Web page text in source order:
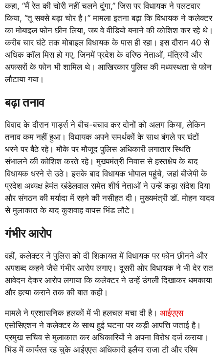
कहा, “मैं रेत की चोरी नहीं चलने दूंगा,” जिस पर विधायक ने पलटवार
किया, “तू सबसे बड़ा चोर है।” मामला इतना बढ़ा कि विधायक ने कलेक्टर
का मोबाइल फोन छीन लिया, जब वे वीडियो बनाने की कोशिश कर रहे थे।
करीब चार घंटे तक मोबाइल विधायक के पास ही रहा। इस दौरान 40 से
अधिक कॉल मिस हो गए, जिनमें प्रदेश के वरिष्ठ नेताओं, मंत्रियों और
अफसरों के फोन भी शामिल थे। आखिरकार पुलिस की मध्यस्थता से फोन
लौटाया गया।
बढ़ा तनाव
विवाद के दौरान गार्ड्स ने बीच-बचाव कर दोनों को अलग किया, लेकिन
तनाव कम नहीं हुआ। विधायक अपने समर्थकों के साथ बंगले पर घंटों
धरने पर बैठे रहे। मौके पर मौजूद पुलिस अधिकारी लगातार स्थिति
संभालने की कोशिश करते रहे। मुख्यमंत्री निवास से हस्तक्षेप के बाद
विधायक धरने से उठे। इसके बाद विधायक भोपाल पहुंचे, जहां बीजेपी के
प्रदेश अध्यक्ष हेमंत खंडेलवाल समेत शीर्ष नेताओं ने उन्हें कड़ा संदेश दिया
और संगठन की मर्यादा में रहने की नसीहत दी। मुख्यमंत्री डॉ. मोहन यादव
से मुलाकात के बाद कुशवाह वापस भिंड लौटे।
गंभीर आरोप
वहीं, कलेक्टर ने पुलिस को दी शिकायत में विधायक पर फोन छीनने और
अपशब्द कहने जैसे गंभीर आरोप लगाए। दूसरी ओर विधायक ने भी देर रात
आवेदन देकर आरोप लगाया कि कलेक्टर ने उन्हें उंगली दिखाकर धमकाया
और हत्या कराने तक की बात कही।
मामले ने प्रशासनिक हलकों में भी हलचल मचा दी है। आईएएस
एसोसिएशन ने कलेक्टर के साथ हुई घटना पर कड़ी आपत्ति जताई है।
प्रमुख सचिव से मुलाकात कर अधिकारियों ने अपना विरोध दर्ज कराया।
भिंड में कार्यरत रह चुके आईएएस अधिकारी इलैया राजा टी और रश्मि